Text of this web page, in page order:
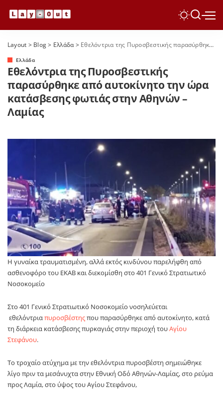
Layout > Blog> Ελλάδα> Εθελόντρια της Πυροσβεστικής παρασύρθηκε από αυτοκίνητο την ώρα κατάσβεσης φωτιάς στην Αθηνών – Λαμίας
Ελλάδα
Εθελόντρια της Πυροσβεστικής
παρασύρθηκε από αυτοκίνητο την ώρα
κατάσβεσης φωτιάς στην Αθηνών –
Λαμίας
Η γυναίκα τραυματισμένη, αλλά εκτός κινδύνου παρελήφθη από
ασθενοφόρο του ΕΚΑΒ και διεκομίσθη στο 401 Γενικό Στρατιωτικό
Νοσοκομείο
Στο 401 Γενικό Στρατιωτικό Νοσοκομείο νοσηλεύεται
εθελόντριαπυροσβέστηςπου παρασύρθηκε από αυτοκίνητο, κατά
τη διάρκεια κατάσβεσης πυρκαγιάς στην περιοχή τουΑγίου
Στεφάνου.
Το τροχαίο ατύχημα με την εθελόντρια πυροσβέστη σημειώθηκε
λίγο πριν τα μεσάνυχτα στην Εθνική Οδό Αθηνών-Λαμίας, στο ρεύμα
προς Λαμία, στο ύψος του Αγίου Στεφάνου,